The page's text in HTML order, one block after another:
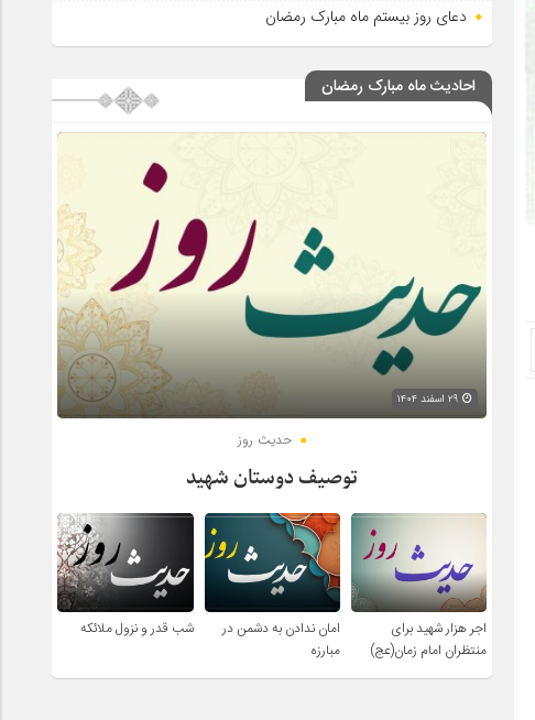
دعای روز بیستم ماه مبارک رمضان
احادیث ماه مبارک رمضان
حدیث روز
توصیف دوستان شهید
اجر هزار شهید برای
منتظران امام زمان(عج)
امان ندادن به دشمن در
مبارزه
شب قدر و نزول ملائکه